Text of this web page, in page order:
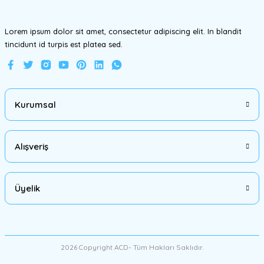
Lorem ipsum dolor sit amet, consectetur adipiscing elit. In blandit
tincidunt id turpis est platea sed.
Kurumsal
Alışveriş
Üyelik
2026 Copyright ACD- Tüm Hakları Saklıdır.